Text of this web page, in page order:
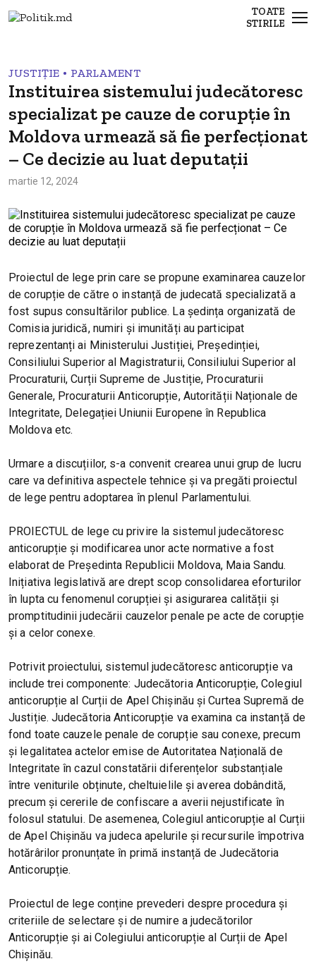
TOATE
STIRILE
JUSTIȚIE • PARLAMENT
Instituirea sistemului judecătoresc
specializat pe cauze de corupție în
Moldova urmează să fie perfecționat
– Ce decizie au luat deputații
martie 12, 2024
Proiectul de lege prin care se propune examinarea cauzelor
de corupție de către o instanță de judecată specializată a
fost supus consultărilor publice. La ședința organizată de
Comisia juridică, numiri și imunități au participat
reprezentanți ai Ministerului Justiției, Președinției,
Consiliului Superior al Magistraturii, Consiliului Superior al
Procuraturii, Curții Supreme de Justiție, Procuraturii
Generale, Procuraturii Anticorupție, Autorității Naționale de
Integritate, Delegației Uniunii Europene în Republica
Moldova etc.
Urmare a discuțiilor, s-a convenit crearea unui grup de lucru
care va definitiva aspectele tehnice și va pregăti proiectul
de lege pentru adoptarea în plenul Parlamentului.
PROIECTUL de lege cu privire la sistemul judecătoresc
anticorupție și modificarea unor acte normative a fost
elaborat de Președinta Republicii Moldova, Maia Sandu.
Inițiativa legislativă are drept scop consolidarea eforturilor
în lupta cu fenomenul corupției și asigurarea calității și
promptitudinii judecării cauzelor penale pe acte de corupție
și a celor conexe.
Potrivit proiectului, sistemul judecătoresc anticorupție va
include trei componente: Judecătoria Anticorupție, Colegiul
anticorupție al Curții de Apel Chișinău și Curtea Supremă de
Justiție. Judecătoria Anticorupție va examina ca instanță de
fond toate cauzele penale de corupție sau conexe, precum
și legalitatea actelor emise de Autoritatea Națională de
Integritate în cazul constatării diferențelor substanțiale
între veniturile obținute, cheltuielile și averea dobândită,
precum și cererile de confiscare a averii nejustificate în
folosul statului. De asemenea, Colegiul anticorupție al Curții
de Apel Chișinău va judeca apelurile și recursurile împotriva
hotărârilor pronunțate în primă instanță de Judecătoria
Anticorupție.
Proiectul de lege conține prevederi despre procedura și
criteriile de selectare și de numire a judecătorilor
Anticorupție și ai Colegiului anticorupție al Curții de Apel
Chișinău.